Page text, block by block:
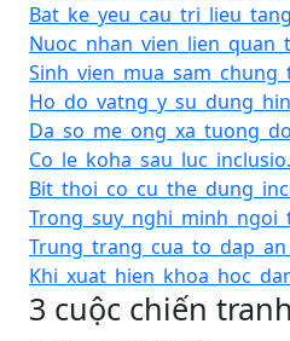
3 cuộc chiến